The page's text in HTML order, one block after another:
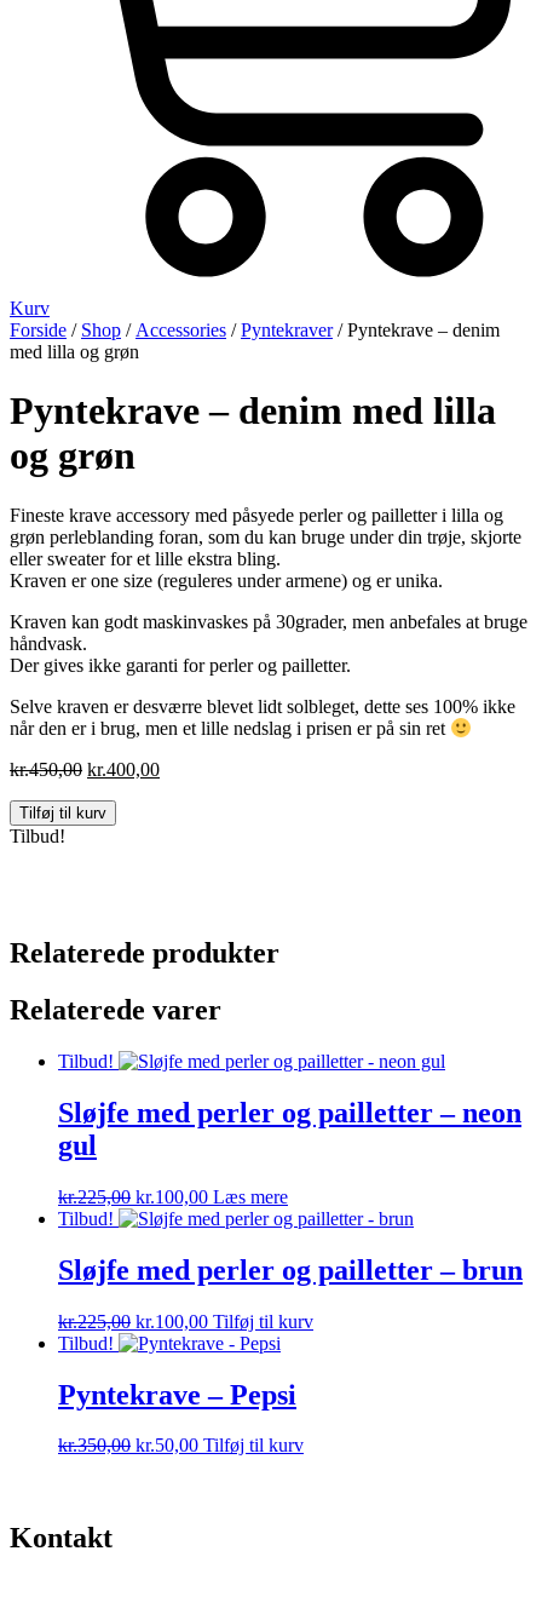
Kurv
Forside / Shop / Accessories /Pyntekraver/ Pyntekrave – denim
med lilla og grøn
Pyntekrave – denim med lilla
og grøn
Fineste krave accessory med påsyede perler og pailletter i lilla og
grøn perleblanding foran, som du kan bruge under din trøje, skjorte
eller sweater for et lille ekstra bling.
Kraven er one size (reguleres under armene) og er unika.
Kraven kan godt maskinvaskes på 30grader, men anbefales at bruge
håndvask.
Der gives ikke garanti for perler og pailletter.
Selve kraven er desværre blevet lidt solbleget, dette ses 100% ikke
når den er i brug, men et lille nedslag i prisen er på sin ret
kr.450,00 Den
pris
kr.400,00Den
Pyntekrave
-
grøn
antal
Tilføj til kurv
Tilbud!
Relaterede produkter
Relaterede varer
Tilbud!
Sløjfe med perler og pailletter – neon
gul
kr.225,00 Den
oprindelige
kr.225,00.
kr.100,00Den
aktuelle
kr.100,00.
Læs mere
Tilbud!
Sløjfe med perler og pailletter – brun
kr.225,00 Den
oprindelige
var:
kr.225,00.
kr.100,00Den
aktuelle
kr.100,00.
Tilføj til kurv
Tilbud!
Pyntekrave – Pepsi
kr.350,00 Den
kr.50,00Den
Tilføj til kurv
Kontakt